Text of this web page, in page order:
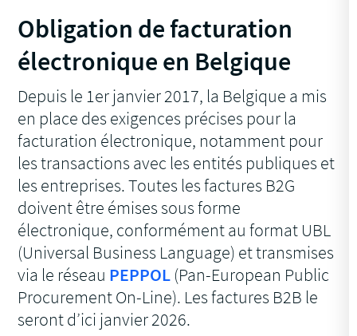
Obligation de facturation
électronique en Belgique
Depuis le 1er janvier 2017, la Belgique a mis
en place des exigences précises pour la
facturation électronique, notamment pour
les transactions avec les entités publiques et
les entreprises. Toutes les factures B2G
doivent être émises sous forme
électronique, conformément au format UBL
(Universal Business Language) et transmises
via le réseau PEPPOL (Pan-European Public
Procurement On-Line). Les factures B2B le
seront d’ici janvier 2026.